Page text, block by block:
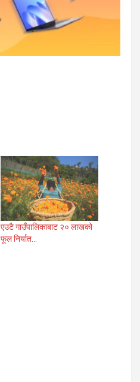
एउटै गाउँपालिकाबाट २० लाखको
फूल निर्यात…